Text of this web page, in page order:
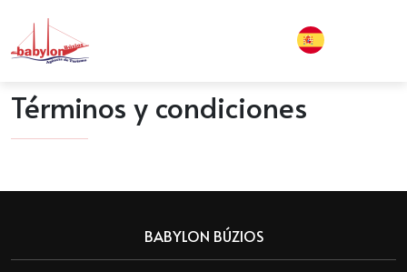
Términos y condiciones
BABYLON BÚZIOS